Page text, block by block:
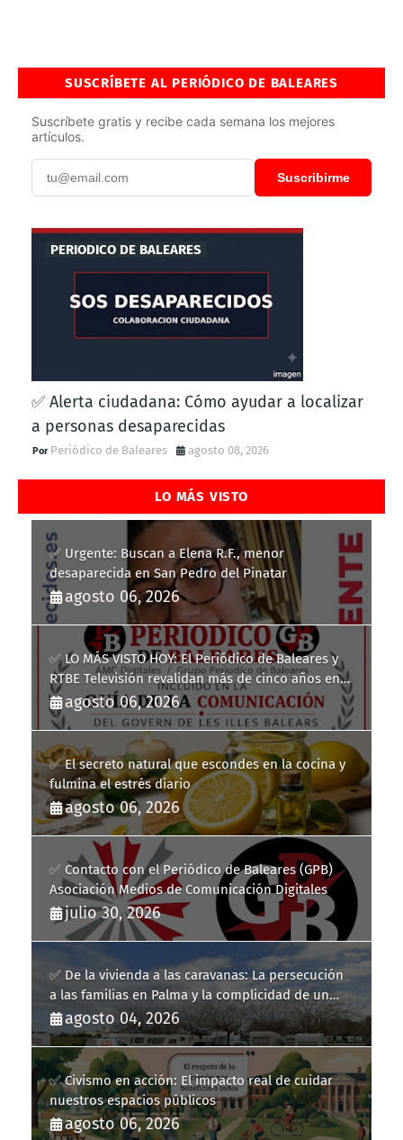
SUSCRÍBETE AL PERIÓDICO DE BALEARES
Suscríbete gratis y recibe cada semana los mejores
artículos.
Suscribirme
PERIODICO DE BALEARES
✅ Alerta ciudadana: Cómo ayudar a localizar
a personas desaparecidas
Periódico de Baleares agosto 08, 2026
LO MÁS VISTO
✅ Urgente: Buscan a Elena R.F., menor
desaparecida en San Pedro del Pinatar
agosto 06, 2026
✅ LO MÁS VISTO HOY: El Periódico de Baleares y
RTBE Televisión revalidan más de cinco años en
la Guía de la Comunicación del Govern de les Illes
Balears
agosto 06, 2026
✅ El secreto natural que escondes en la cocina y
fulmina el estrés diario
agosto 06, 2026
✅ Contacto con el Periódico de Baleares (GPB)
Asociación Medios de Comunicación Digitales
julio 30, 2026
✅ De la vivienda a las caravanas: La persecución
a las familias en Palma y la complicidad de un
fracaso heredado
agosto 04, 2026
✅ Civismo en acción: El impacto real de cuidar
nuestros espacios públicos
agosto 06, 2026